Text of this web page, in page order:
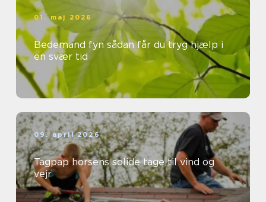
01. maj 2026
Bedemand fyn sådan får du tryg hjælp i
en svær tid
09. april 2026
Tagpap horsens solide tage til vind og
vejr